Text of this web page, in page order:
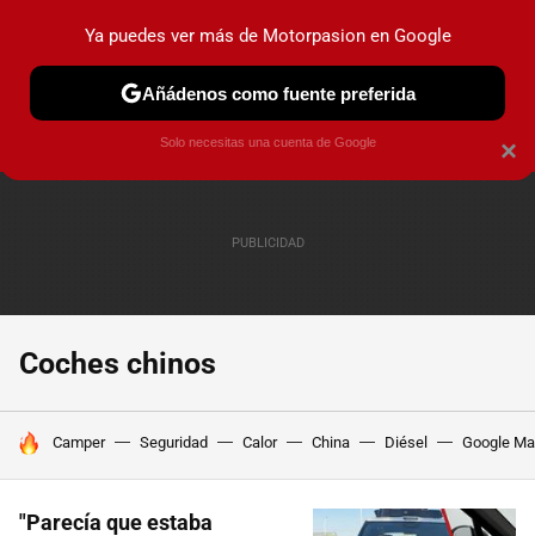
PRUEBAS COCHES ELÉCTRICOS OBSERVATORIO
Coches chinos
HOY SE HABLA DE
Camper Seguridad Calor China Diésel Google
"Parecía que estaba
×
Ya puedes ver más de Motorpasion en Google
Añádenos como fuente preferida
Solo necesitas una cuenta de Google